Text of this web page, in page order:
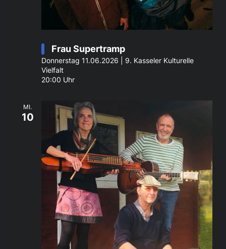
Frau Supertramp
Donnerstag 11.06.2026 | 9. Kasseler Kulturelle
Vielfalt
20:00 Uhr
MI.
10